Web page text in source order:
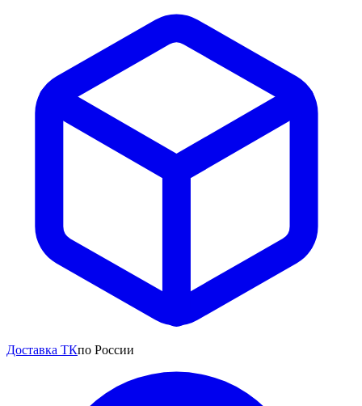
Доставка ТКпо России